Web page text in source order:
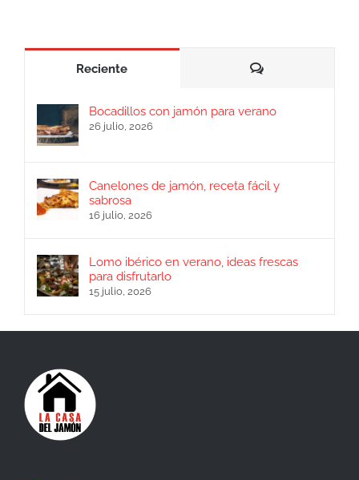
Reciente Comentarios
Bocadillos con jamón para verano
26 julio, 2026
Canelones de jamón, receta fácil y
sabrosa
16 julio, 2026
Lomo ibérico en verano, ideas frescas
para disfrutarlo
15 julio, 2026